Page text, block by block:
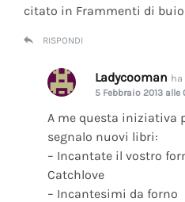
citato in Frammenti di buio
RISPONDI
Ladycooman ha
5 Febbraio 2013 alle
A me questa iniziativa
segnalo nuovi libri:
– Incantate il vostro
Catchlove
– Incantesimi da forno